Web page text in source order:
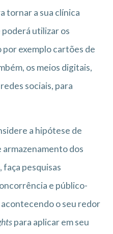
tornar a sua clínica
utilizar os
por exemplo cartões de
os meios digitais,
sociais, para
a hipótese de
dos
faça pesquisas
e público-
o seu redor
para aplicar em seu